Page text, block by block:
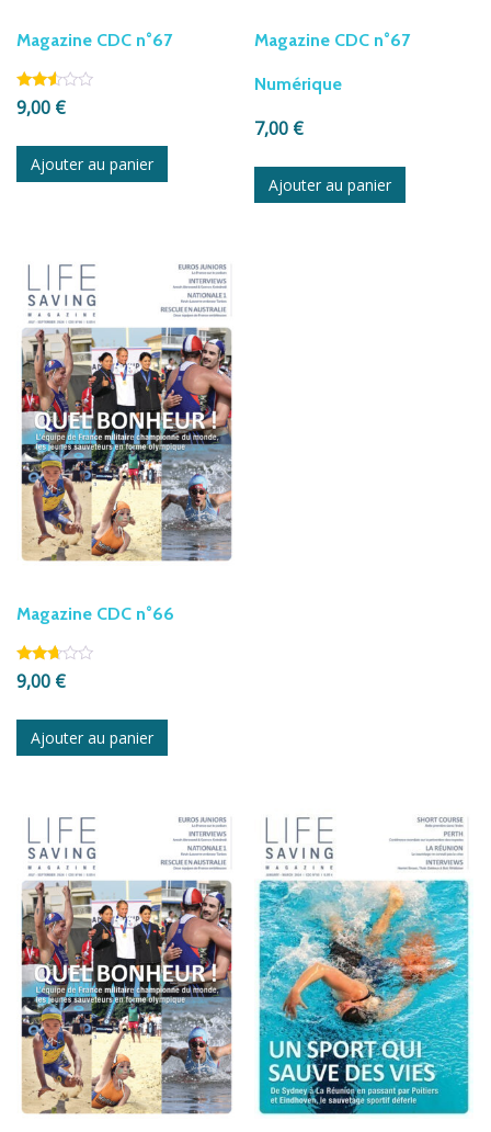
Magazine CDC n°67
Note
2.42
5
9,00 €
Ajouter au panier
Magazine CDC n°67
Numérique
7,00 €
Ajouter au panier
Magazine CDC n°66
Note
2.57
5
9,00 €
Ajouter au panier